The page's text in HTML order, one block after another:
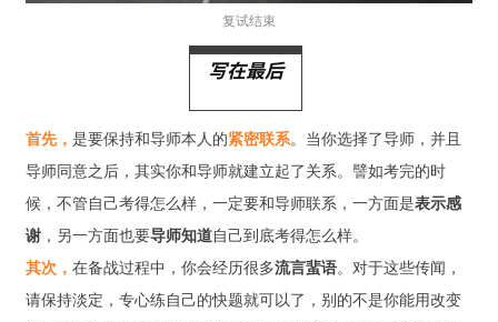
复试结束
写在最后
首先， 是要保持和导师本人的紧密联系。当你选择了导师，并且
导师同意之后，其实你和导师就建立起了关系。譬如考完的时
候，不管自己考得怎么样，一定要和导师联系，一方面是表示感
谢 ，另一方面也要导师知道自己到底考得怎么样。
其次， 在备战过程中，你会经历很多流言蜚语。对于这些传闻，
请保持淡定，专心练自己的快题就可以了，别的不是你能用改变